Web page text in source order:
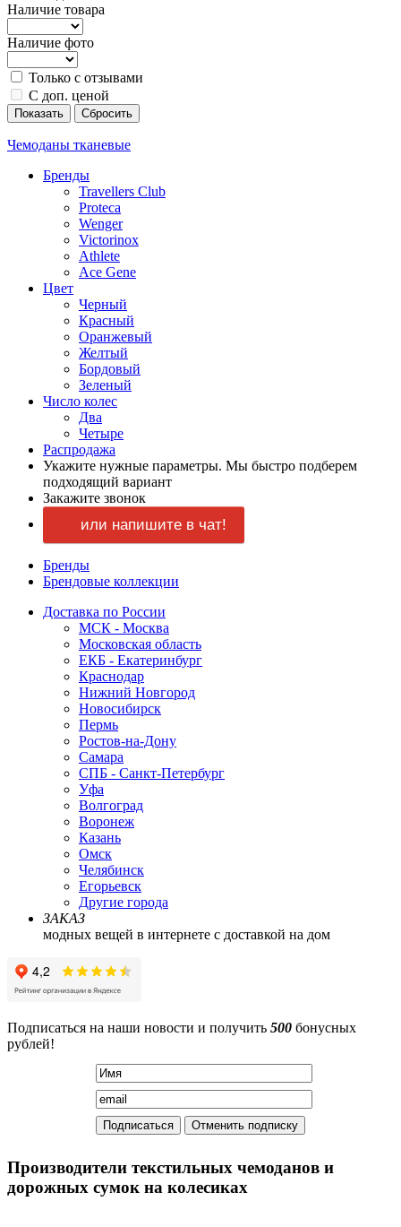
Наличие товара
Наличие фото
Только с отзывами
С доп. ценой
Показать Сбросить
Чемоданы тканевые
Бренды
Travellers Club
Proteca
Wenger
Victorinox
Athlete
Ace Gene
Цвет
Черный
Красный
Оранжевый
Желтый
Бордовый
Зеленый
Число колес
Два
Четыре
Распродажа
Укажите нужные параметры. Мы быстро подберем
подходящий вариант
Закажите звонок
или напишите в чат!
Бренды
Брендовые коллекции
Доставка по России
МСК - Москва
Московская область
ЕКБ - Екатеринбург
Краснодар
Нижний Новгород
Новосибирск
Пермь
Ростов-на-Дону
Самара
СПБ - Санкт-Петербург
Уфа
Волгоград
Воронеж
Казань
Омск
Челябинск
Егорьевск
Другие города
ЗАКАЗ
модных вещей в интернете с доставкой на дом
Подписаться на наши новости и получить 500 бонусных
рублей!
Производители текстильных чемоданов и
дорожных сумок на колесиках